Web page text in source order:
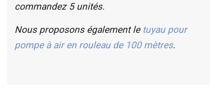
commandez 5 unités.
Nous proposons également le tuyau pour
pompe à air en rouleau de 100 mètres.